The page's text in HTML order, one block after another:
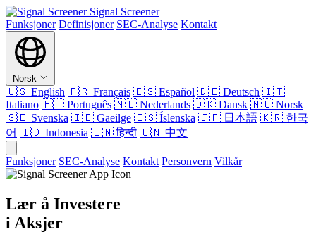
Signal Screener
Funksjoner Definisjoner SEC-Analyse Kontakt
Norsk
🇺🇸 English 🇫🇷 Français 🇪🇸 Español 🇩🇪 Deutsch 🇮🇹
Italiano 🇵🇹 Português 🇳🇱 Nederlands 🇩🇰 Dansk 🇳🇴 Norsk
🇸🇪 Svenska 🇮🇪 Gaeilge 🇮🇸 Íslenska 🇯🇵 日本語 🇰🇷 한국
어 🇮🇩 Indonesia 🇮🇳हिन्दी 🇨🇳 中文
Funksjoner SEC-Analyse Kontakt Personvern Vilkår
Lær å Investere
i Aksjer